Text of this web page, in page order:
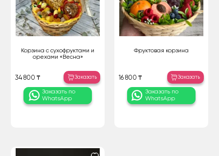
Корзина с сухофруктами и
орехами «Весна»
34 800 ₸ Заказать
Заказать по
WhatsApp
Фруктовая корзина
16 800 ₸ Заказать
Заказать по
WhatsApp